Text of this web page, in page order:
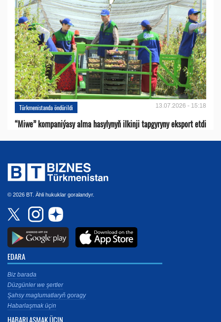
Türkmenistanda öndürildi 13.07.2026 - 15:18
“Miwe” kompaniýasy alma hasylynyň ilkinji tapgyryny eksport etdi
© 2026 BT. Ähli hukuklar goralandyr.
EDARA
Biz barada
Düzgünler we şertler
Şahsy maglumatlaryň goragy
Habarlaşmak üçin
HABARLAŞMAK ÜÇIN